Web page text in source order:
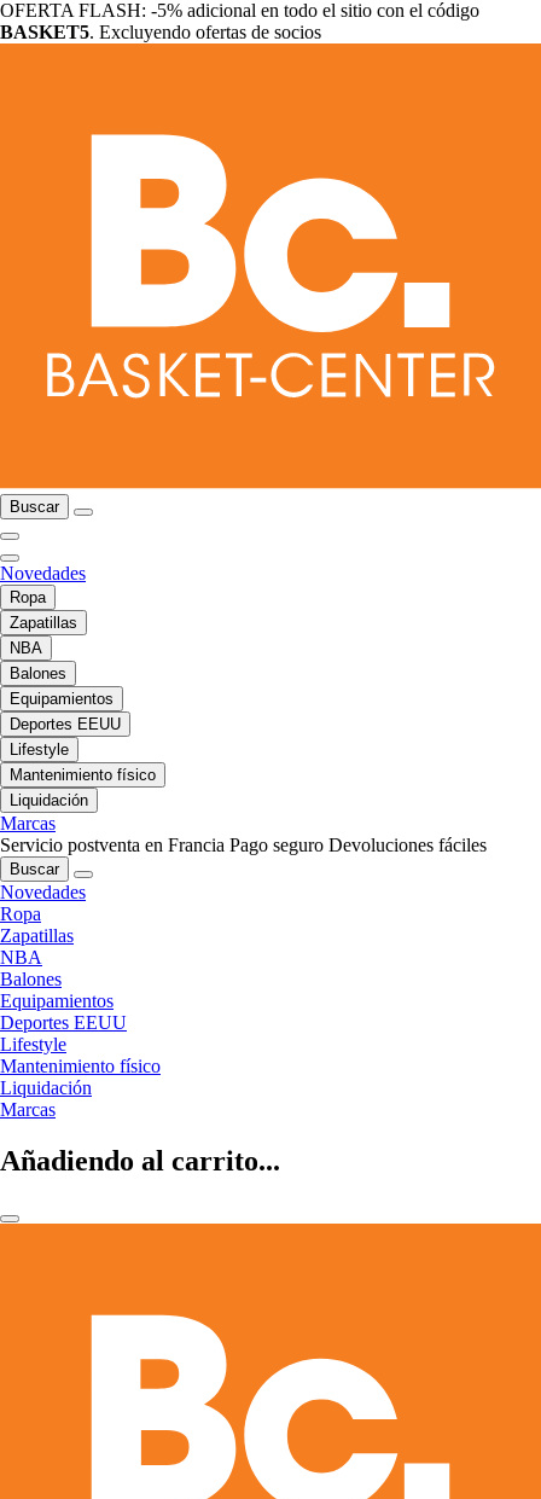
OFERTA FLASH: -5% adicional en todo el sitio con el código
BASKET5. Excluyendo ofertas de socios
Buscar
Novedades
Ropa
Zapatillas
NBA
Balones
Equipamientos
Deportes EEUU
Lifestyle
Mantenimiento físico
Liquidación
Marcas
Servicio postventa en Francia Pago seguro Devoluciones fáciles
Buscar
Novedades
Ropa
Zapatillas
NBA
Balones
Equipamientos
Deportes EEUU
Lifestyle
Mantenimiento físico
Liquidación
Marcas
Añadiendo al carrito...